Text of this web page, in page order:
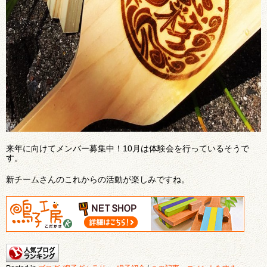
来年に向けてメンバー募集中！10月は体験会を行っているそうで
す。
新チームさんのこれからの活動が楽しみですね。